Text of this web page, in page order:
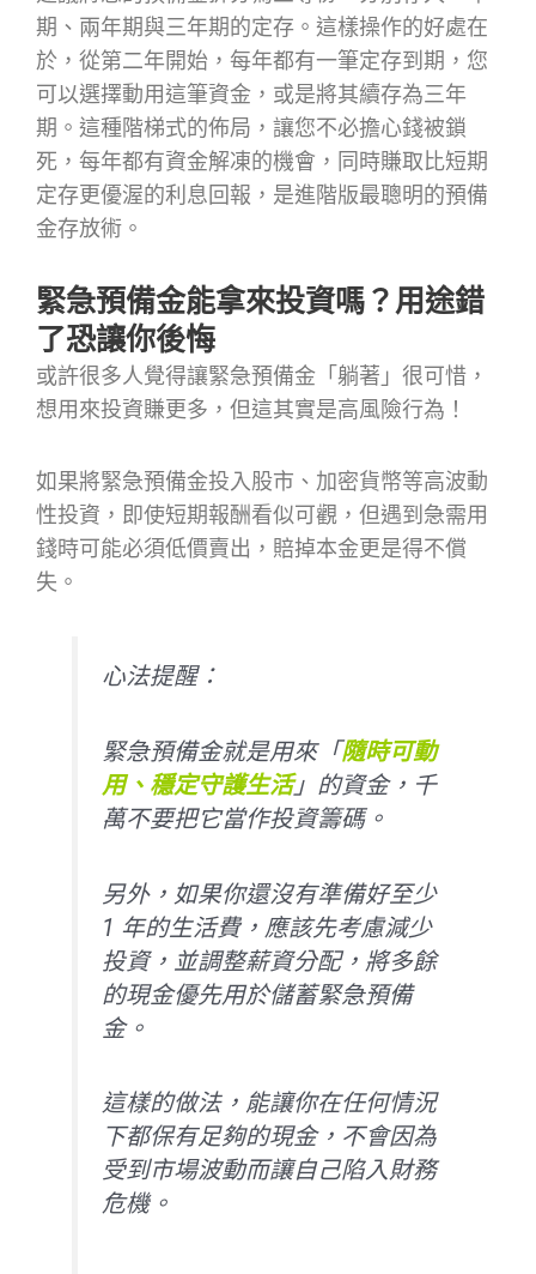
期、兩年期與三年期的定存。這樣操作的好處在
於，從第二年開始，每年都有一筆定存到期，您
可以選擇動用這筆資金，或是將其續存為三年
期。這種階梯式的佈局，讓您不必擔心錢被鎖
死，每年都有資金解凍的機會，同時賺取比短期
定存更優渥的利息回報，是進階版最聰明的預備
金存放術。
緊急預備金能拿來投資嗎？用途錯
了恐讓你後悔
或許很多人覺得讓緊急預備金「躺著」很可惜，
想用來投資賺更多，但這其實是高風險行為！
如果將緊急預備金投入股市、加密貨幣等高波動
性投資，即使短期報酬看似可觀，但遇到急需用
錢時可能必須低價賣出，賠掉本金更是得不償
失。
心法提醒：
緊急預備金就是用來「隨時可動
用、穩定守護生活」的資金，千
萬不要把它當作投資籌碼。
另外，如果你還沒有準備好至少
1 年的生活費，應該先考慮減少
投資，並調整薪資分配，將多餘
的現金優先用於儲蓄緊急預備
金。
這樣的做法，能讓你在任何情況
下都保有足夠的現金，不會因為
受到市場波動而讓自己陷入財務
危機。